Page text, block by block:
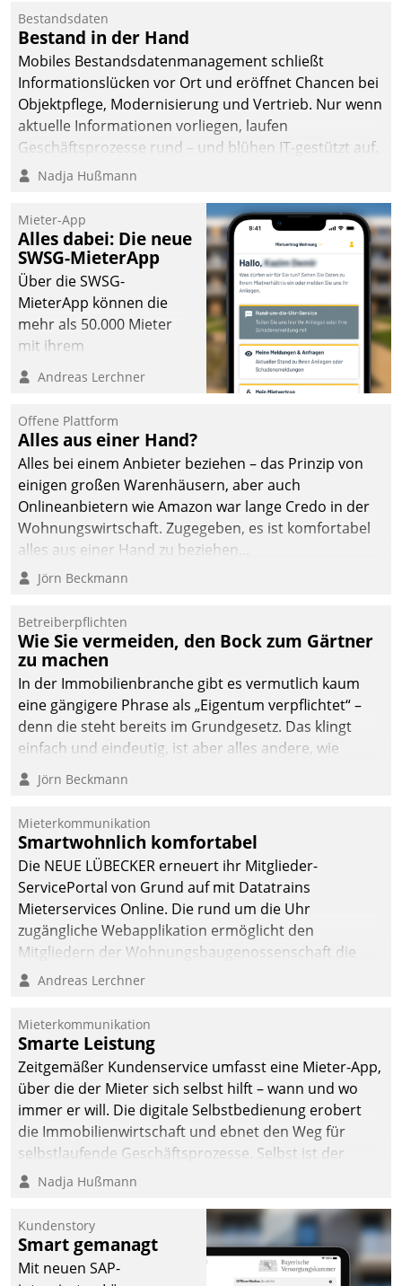
Einsparungen durch optimierte und automatisierte
Prozesse. Doch man darf nicht zu viel erwarten: Allein
mit der Einführung einer neuen Software ist es nicht
getan. Die Digitalisierung erfordert von Unternehmen
die Bereitschaft, sich zu überprüfen, zu hinterfragen
und zu verändern.
Bestandsdaten
Bestand in der Hand
Mobiles Bestandsdatenmanagement schließt
Informationslücken vor Ort und eröffnet Chancen bei
Objektpflege, Modernisierung und Vertrieb. Nur wenn
aktuelle Informationen vorliegen, laufen
Geschäftsprozesse rund – und blühen IT-gestützt auf.
Nadja Hußmann
Mieter-App
Alles dabei: Die neue
SWSG-MieterApp
Über die SWSG-
MieterApp können die
mehr als 50.000 Mieter
mit ihrem
Wohnungsunternehmen
kommunizieren, auf dem
einsehen und ändern
oder
Schadensmeldungen
abgeben – rund um die
Uhr.
Andreas Lerchner
Offene Plattform
Alles aus einer Hand?
Alles bei einem Anbieter beziehen – das Prinzip von
einigen großen Warenhäusern, aber auch
Onlineanbietern wie Amazon war lange Credo in der
Wohnungswirtschaft. Zugegeben, es ist komfortabel
alles aus einer Hand zu beziehen...
Jörn Beckmann
Betreiberpflichten
Wie Sie vermeiden, den Bock zum Gärtner
zu machen
In der Immobilienbranche gibt es vermutlich kaum
eine gängigere Phrase als „Eigentum verpflichtet“ –
denn die steht bereits im Grundgesetz. Das klingt
einfach und eindeutig, ist aber alles andere, wie
Branchenbeschäftigte wissen. Denn mit der
Verantwortung folgen Verpflichtungen.
Jörn Beckmann
Mieterkommunikation
Smartwohnlich komfortabel
Die NEUE LÜBECKER erneuert ihr Mitglieder-
ServicePortal von Grund auf mit Datatrains
Mieterservices Online. Die rund um die Uhr
zugängliche Webapplikation ermöglicht den
Mitgliedern der Wohnungs­bau­genossenschaft die
Kontaktaufnahme per Smartphone, Tablet oder PC.
Andreas Lerchner
Mieterkommunikation
Smarte Leistung
Zeitgemäßer Kundenservice umfasst eine Mieter-App,
über die der Mieter sich selbst hilft – wann und wo
immer er will. Die digitale Selbstbedienung erobert
die Immobilienwirtschaft und ebnet den Weg für
selbstlaufende Geschäftsprozesse. Selbst ist der
Kunde und smart der Serviceanbieter.
Nadja Hußmann
Kundenstory
Smart gemanagt
Mit neuen SAP-